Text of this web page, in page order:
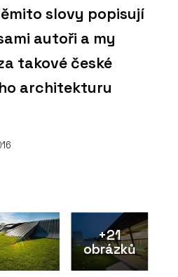
slovy popisují
autoři a my
takové české
architekturu
+21
obrázků